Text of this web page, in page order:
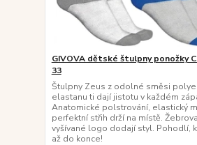
GIVOVA dětské štulpny ponožky
33
Štulpny Zeus z odolné směsi
elastanu ti dají jistotu v každém
Anatomické polstrování, elastický
perfektní střih drží na místě.
vyšívané logo dodají styl. Pohodlí,
až do konce!